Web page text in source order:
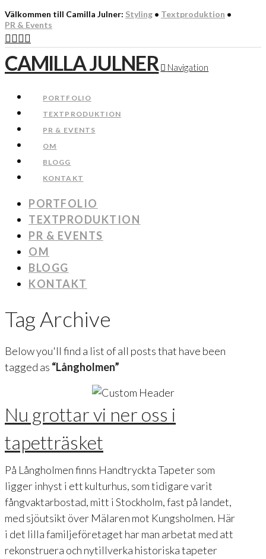
Välkommen till Camilla Julner: Styling • Textproduktion •
PR & Events
CAMILLA JULNER Navigation
PORTFOLIO
TEXTPRODUKTION
PR & EVENTS
OM
BLOGG
KONTAKT
PORTFOLIO
TEXTPRODUKTION
PR & EVENTS
OM
BLOGG
KONTAKT
Tag Archive
Below you'll find a list of all posts that have been
tagged as “Långholmen”
Nu grottar vi ner oss i
tapetträsket
På Långholmen finns Handtryckta Tapeter som
ligger inhyst i ett kulturhus, som tidigare varit
fångvaktarbostad, mitt i Stockholm, fast på landet,
med sjöutsikt över Mälaren mot Kungsholmen. Här
i det lilla familjeföretaget har man arbetat med att
rekonstruera och nytillverka historiska tapeter